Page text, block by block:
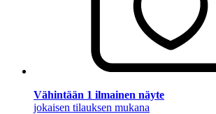
Vähintään 1 ilmainen näyte
jokaisen tilauksen mukana